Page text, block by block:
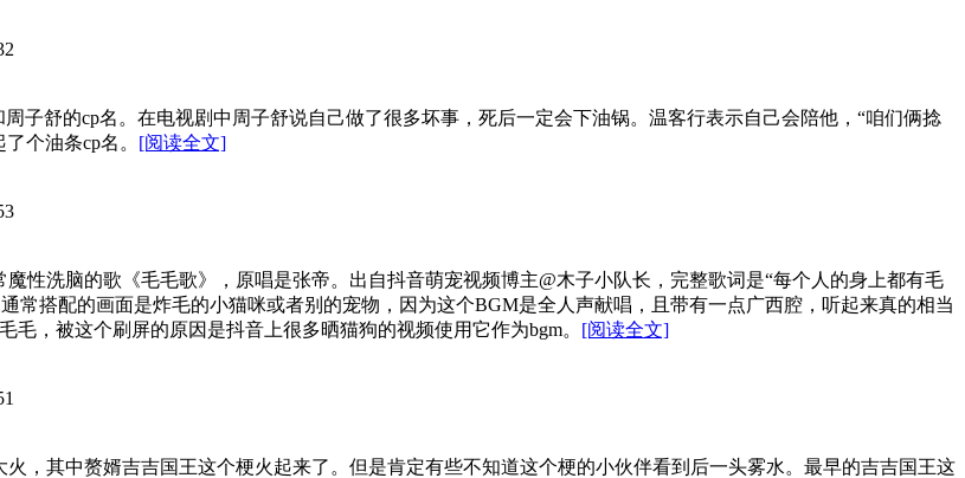
子舒的cp名。在电视剧中周子舒说自己做了很多坏事，死后一定会下油锅。温客行表示自己会陪他，“咱们俩捻
个油条cp名。 [阅读全文]
性洗脑的歌《毛毛歌》，原唱是张帝。出自抖音萌宠视频博主@木子小队长，完整歌词是“每个人的身上都有毛
常搭配的画面是炸毛的小猫咪或者别的宠物，因为这个BGM是全人声献唱，且带有一点广西腔，听起来真的相当
，被这个刷屏的原因是抖音上很多晒猫狗的视频使用它作为bgm。 [阅读全文]
，其中赘婿吉吉国王这个梗火起来了。但是肯定有些不知道这个梗的小伙伴看到后一头雾水。最早的吉吉国王这